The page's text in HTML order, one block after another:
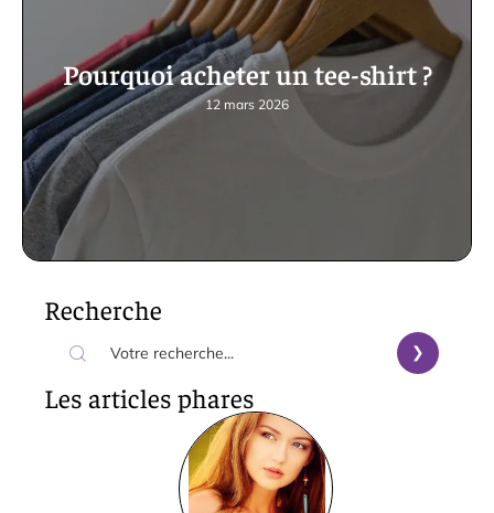
Pourquoi acheter un tee-shirt ?
12 mars 2026
Recherche
Les articles phares